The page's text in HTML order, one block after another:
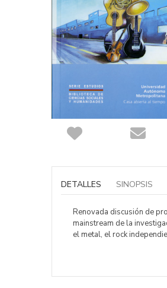
al
galería
imágenes
DETALLES
Renovada discusión de
mainstream de la
el metal, el rock
SINOPSIS